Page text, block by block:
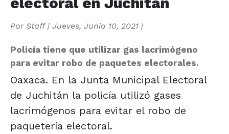
Por Staff| Jueves, Junio 10, 2021 |
Policía tiene que utilizar gas lacrimógeno
para evitar robo de paquetes electorales.
Oaxaca. En la Junta Municipal Electoral
de Juchitán la policía utilizó gases
lacrimógenos para evitar el robo de
paquetería electoral.